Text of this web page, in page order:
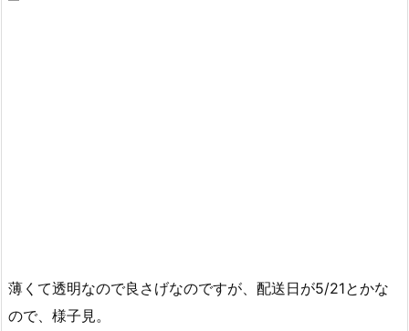
薄くて透明なので良さげなのですが、配送日が5/21とかな
ので、様子見。